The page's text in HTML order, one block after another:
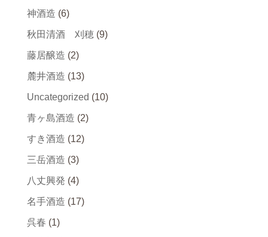
神酒造 (6)
秋田清酒 刈穂 (9)
藤居醸造 (2)
麓井酒造 (13)
Uncategorized (10)
青ヶ島酒造 (2)
すき酒造 (12)
三岳酒造 (3)
八丈興発 (4)
名手酒造 (17)
呉春 (1)